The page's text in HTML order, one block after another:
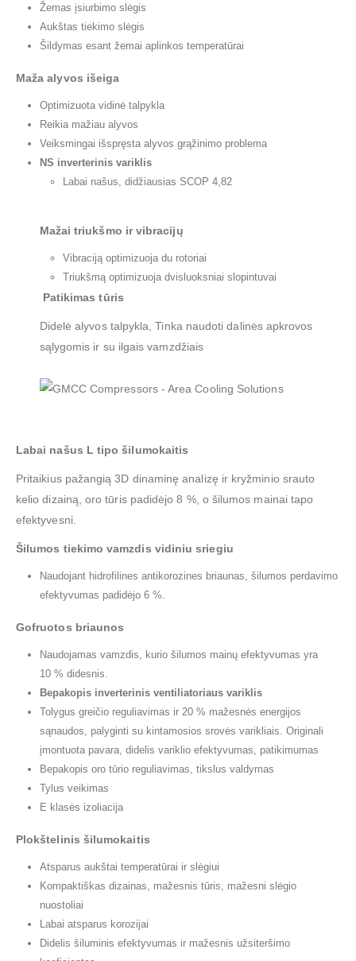
Žemas įsiurbimo slėgis
Aukštas tiekimo slėgis
Šildymas esant žemai aplinkos temperatūrai
Maža alyvos išeiga
Optimizuota vidinė talpykla
Reikia mažiau alyvos
Veiksmingai išspręsta alyvos grąžinimo problema
NS inverterinis variklis
Labai našus, didžiausias SCOP 4,82
Mažai triukšmo ir vibracijų
Vibraciją optimizuoja du rotoriai
Triukšmą optimizuoja dvisluoksniai slopintuvai
Patikimas tūris
Didelė alyvos talpykla, Tinka naudoti dalinės apkrovos
sąlygomis ir su ilgais vamzdžiais
Labai našus L tipo šilumokaitis
Pritaikius pažangią 3D dinaminę analizę ir kryžminio srauto
kelio dizainą, oro tūris padidėjo 8 %, o šilumos mainai tapo
efektyvesni.
Šilumos tiekimo vamzdis vidiniu sriegiu
Naudojant hidrofilines antikorozines briaunas, šilumos perdavimo
efektyvumas padidėjo 6 %.
Gofruotos briaunos
Naudojamas vamzdis, kurio šilumos mainų efektyvumas yra
10 % didesnis.
Bepakopis inverterinis ventiliatoriaus variklis
Tolygus greičio reguliavimas ir 20 % mažesnės energijos
sąnaudos, palyginti su kintamosios srovės varikliais. Originali
įmontuota pavara, didelis variklio efektyvumas, patikimumas
Bepakopis oro tūrio reguliavimas, tikslus valdymas
Tylus veikimas
E klasės izoliacija
Plokštelinis šilumokaitis
Atsparus aukštai temperatūrai ir slėgiui
Kompaktiškas dizainas, mažesnis tūris, mažesni slėgio
nuostoliai
Labai atsparus korozijai
Didelis šiluminis efektyvumas ir mažesnis užsiteršimo